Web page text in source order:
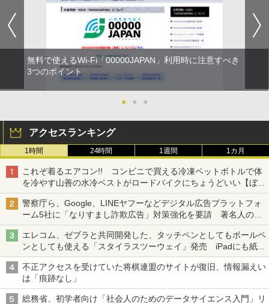
無料で使えるWi-Fi「00000JAPAN」利用時に注意すべき
3つのポイント
● ● ●
アクセスランキング
1時間 24時間 1週間 1カ月
これぞ着るエアコン!! コンビニで買える冷凍ペットボトルで体
を冷やす山善の水冷ベストがロードバイクにちょうどいい【ぼっ
ち・ざ・ろーど！その14】【空いた時間でなにしてる？】
警察庁ら、Google、LINEヤフーなどデジタル広告プラットフォ
ーム5社に「なりすまし詐欺広告」対策強化を要請 著名人の写
真や映像を使った投資詐欺などへの対策として
エレコム、ゼブラと共同開発した、タッチペンとしてもボールペ
ンとしても使える「スタイラスツーウェイ」発売 iPadにも紙に
も、持ち替えずに書き込める
不正アクセスを受けていた将棋連盟のサイトが復旧、情報漏えい
は「痕跡なし」
総務省、初学者向け「社会人のためのデータサイエンス入門」リ